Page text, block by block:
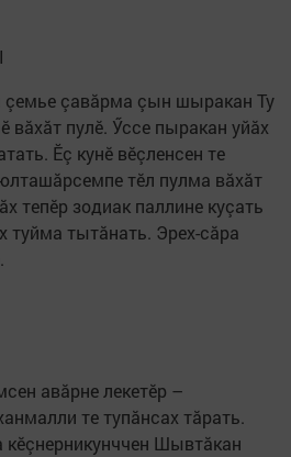
çемье çавăрма çын шыракан Ту
вăхăт пулӗ. Ӳссе пыракан уйăх
Ӗç кунӗ вӗçленсен те
тӗл пулма вăхăт
тепӗр зодиак паллине куçать
туйма тытăнать. Эрех-сăра
авăрне лекетӗр –
те тупăнсах тăрать.
кӗçнерникунччен Шывтăкан